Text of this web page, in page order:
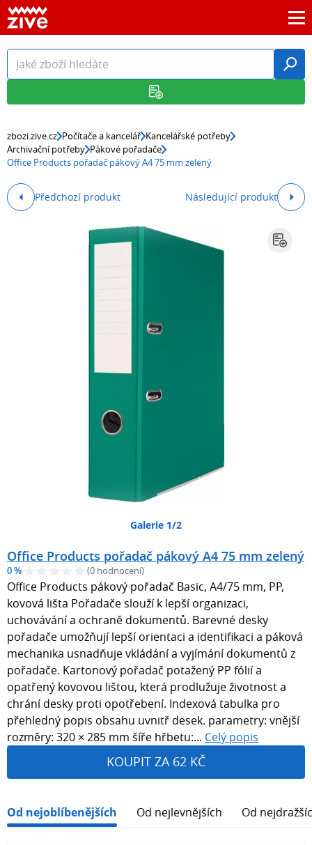
zbozi.zive.cz Počítače a kancelář Kancelářské potřeby
Archivační potřeby Pákové pořadače
Office Products pořadač pákový A4 75 mm zelený
Předchozí produkt Následující produkt
Galerie 1/2
Office Products pořadač pákový A4 75 mm zelený
0 % (0 hodnocení)
Office Products pákový pořadač Basic, A4/75 mm, PP,
kovová lišta Pořadače slouží k lepší organizaci,
uchovávání a ochraně dokumentů. Barevné desky
pořadače umožňují lepší orientaci a identifikaci a páková
mechanika usnadňuje vkládání a vyjímání dokumentů z
pořadače. Kartonový pořadač potažený PP fólií a
opatřený kovovou lištou, která prodlužuje životnost a
chrání desky proti opotřebení. Indexová tabulka pro
přehledný popis obsahu uvnitř desek. parametry: vnější
rozměry: 320 × 285 mm šíře hřbetu:... Celý popis
KOUPIT ZA 62 KČ
Od nejoblíbenějších Od nejlevnějších Od